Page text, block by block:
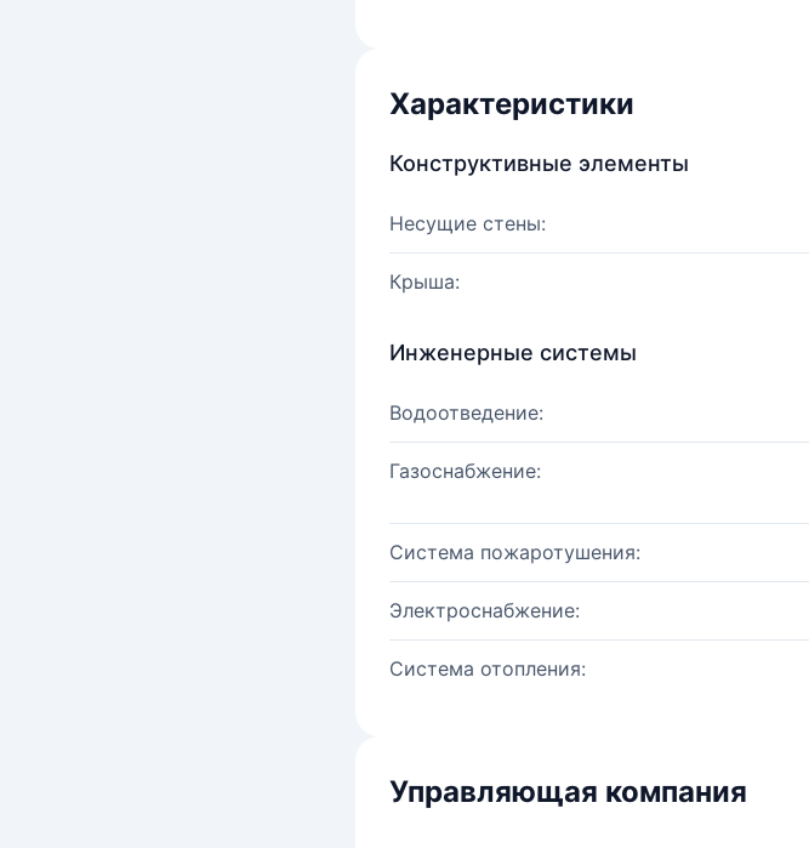
Характеристики
Конструктивные элементы
Несущие стены:
Крыша:
Инженерные системы
Водоотведение:
Газоснабжение:
Система пожаротушения:
Электроснабжение:
Система отопления:
Управляющая компания